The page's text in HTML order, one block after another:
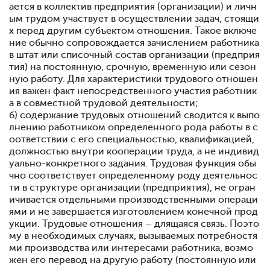
ается в коллектив предприятия (организации) и личн
ым трудом участвует в осуществлении задач, стоящи
х перед другим субъектом отношения. Такое включе
ние обычно сопровождается зачислением работника
в штат или списочный состав организации (предприя
тия) на постоянную, срочную, временную или сезон
ную работу. Для характеристики трудового отношен
ия важен факт непосредственного участия работник
а в совместной трудовой деятельности;
б) содержание трудовых отношений сводится к выпо
лнению работником определенного рода работы в с
оответствии с его специальностью, квалификацией,
должностью внутри кооперации труда, а не индивид
уально-конкретного задания. Трудовая функция обы
чно соответствует определенному роду деятельнос
ти в структуре организации (предприятия), не огран
ичивается отдельными производственными операци
ями и не завершается изготовлением конечной прод
укции. Трудовые отношения – длящаяся связь. Поэто
му в необходимых случаях, вызываемых потребностя
ми производства или интересами работника, возмо
жен его перевод на другую работу (постоянную или